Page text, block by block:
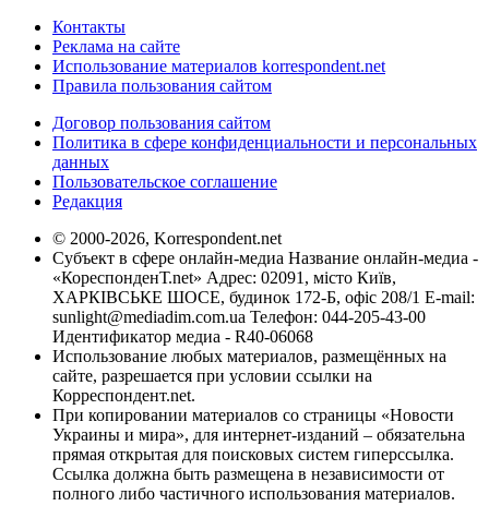
Контакты
Реклама на сайте
Использование материалов korrespondent.net
Правила пользования сайтом
Договор пользования сайтом
Политика в сфере конфиденциальности и персональных
данных
Пользовательское соглашение
Редакция
© 2000-2026, Korrespondent.net
Субъект в сфере онлайн-медиа Название онлайн-медиа -
«КореспонденТ.net» Адрес: 02091, місто Київ,
ХАРКІВСЬКЕ ШОСЕ, будинок 172-Б, офіс 208/1 E-mail:
sunlight@mediadim.com.ua Телефон: 044-205-43-00
Идентификатор медиа - R40-06068
Использование любых материалов, размещённых на
сайте, разрешается при условии ссылки на
Корреспондент.net.
При копировании материалов со страницы «Новости
Украины и мира», для интернет-изданий – обязательна
прямая открытая для поисковых систем гиперссылка.
Ссылка должна быть размещена в независимости от
полного либо частичного использования материалов.